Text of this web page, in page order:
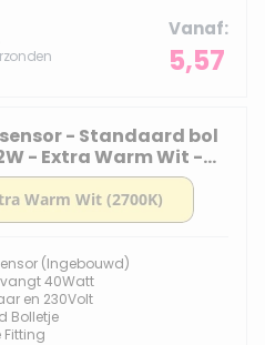
Vanaf
5,57
- Standaard bol
- Extra Warm Wit -
- Helder
(Ingebouwd)
40Watt
en 230Volt
Bolletje
Fitting